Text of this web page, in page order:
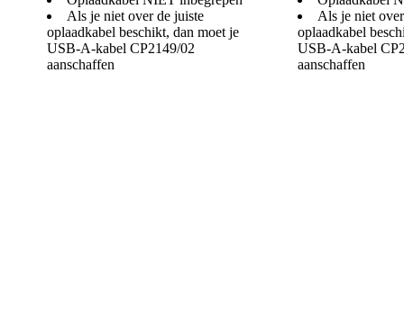
Als je niet over de juiste
oplaadkabel beschikt, dan moet je
USB-A-kabel CP2149/02
aanschaffen
Als je niet
oplaadkabel
USB-A-kabel
aanschaffen